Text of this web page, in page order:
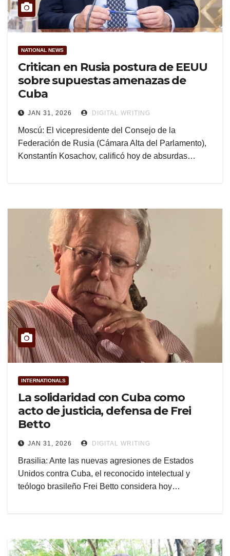
NATIONAL NEWS
Critican en Rusia postura de EEUU
sobre supuestas amenazas de
Cuba
JAN 31, 2026 DIGITAL WRITING
Moscú: El vicepresidente del Consejo de la
Federación de Rusia (Cámara Alta del Parlamento),
Konstantín Kosachov, calificó hoy de absurdas…
INTERNATIONALS
La solidaridad con Cuba como
acto de justicia, defensa de Frei
Betto
JAN 31, 2026 DIGITAL WRITING
Brasilia: Ante las nuevas agresiones de Estados
Unidos contra Cuba, el reconocido intelectual y
teólogo brasileño Frei Betto considera hoy…